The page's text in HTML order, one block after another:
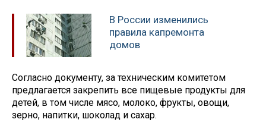
В России изменились
правила капремонта
домов
Согласно документу, за техническим комитетом
предлагается закрепить все пищевые продукты для
детей, в том числе мясо, молоко, фрукты, овощи,
зерно, напитки, шоколад и сахар.